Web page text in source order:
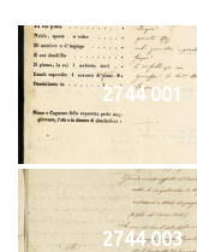
2744 001
2744 003